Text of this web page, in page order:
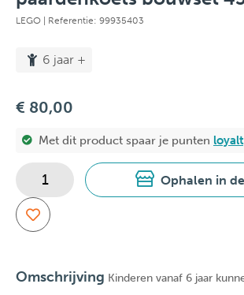
LEGO | Referentie: 99935403
6 jaar +
€ 80,00
Met dit product spaar je punten
Ophalen in
Omschrijving Kinderen vanaf 6 jaar